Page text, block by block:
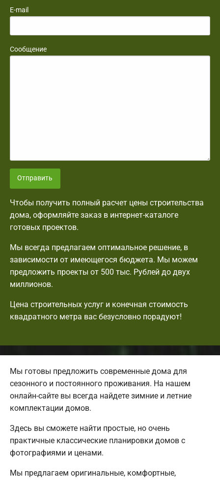
E-mail
Сообщение
Отправить
Чтобы получить полный расчет цены строительства
дома, оформляйте заказ в интернет-каталоге
готовых проектов.
Мы всегда предлагаем оптимальное решение, в
зависимости от имеющегося бюджета. Мы можем
предложить проекты от 500 тыс. Рублей до двух
миллионов.
Цена строительных услуг и конечная стоимость
квадратного метра вас безусловно порадуют!
Мы готовы предложить современные дома для
сезонного и постоянного проживания. На нашем
онлайн-сайте вы всегда найдете зимние и летние
комплектации домов.
Здесь вы сможете найти простые, но очень
практичные классические планировки домов с
фотографиями и ценами.
Мы предлагаем оригинальные, комфортные,